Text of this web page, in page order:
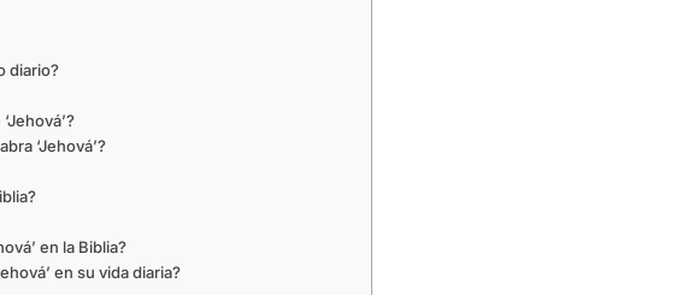
diario?
‘Jehová’?
en la Biblia?
en su vida diaria?